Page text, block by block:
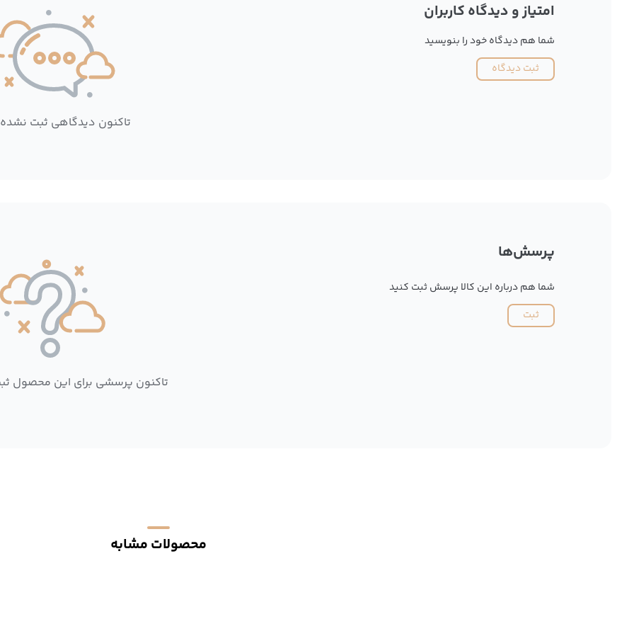
امتیاز و دیدگاه کاربران
شما هم دیدگاه خود را بنویسید
ثبت دیدگاه
تاکنون دیدگاهی ثبت
پرسش‌ها
شما هم درباره این کالا پرسش ثبت کنید
ثبت
تاکنون پرسشی برای این محصول
محصولات مشابه